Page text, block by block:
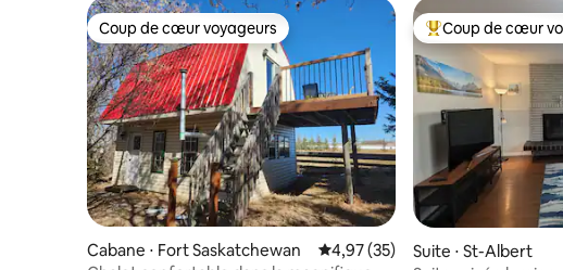
Coup de cœur voyageurs
Coup de cœur voyageurs
Cabane ⋅ Fort Saskatchewan Évaluation moyenne sur la base
4,97 (35)
Coups de cœur
Coup de cœur
Suite ⋅ St-Albert